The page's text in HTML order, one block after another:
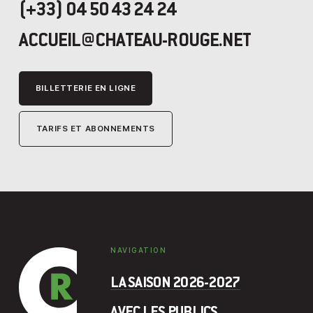
(+33) 04 50 43 24 24
ACCUEIL@CHATEAU-ROUGE.NET
BILLETTERIE EN LIGNE
TARIFS ET ABONNEMENTS
NAVIGATION
LA SAISON 2026-2027